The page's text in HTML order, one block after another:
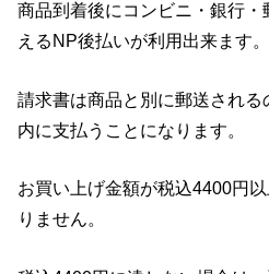
商品到着後にコンビニ・銀行
えるNP後払いが利用出来ます。
請求書は商品と別に郵送される
内に支払うことになります。
お買い上げ金額が税込4400円
りません。